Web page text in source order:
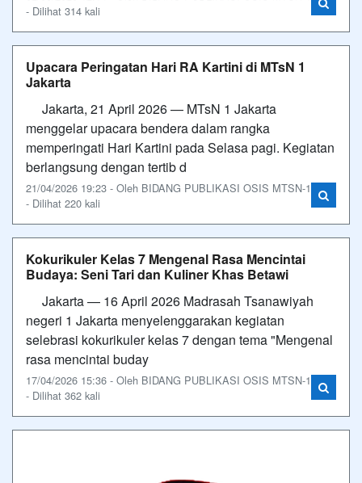
- Dilihat 314 kali
Upacara Peringatan Hari RA Kartini di MTsN 1
Jakarta
Jakarta, 21 April 2026 — MTsN 1 Jakarta
menggelar upacara bendera dalam rangka
memperingati Hari Kartini pada Selasa pagi. Kegiatan
berlangsung dengan tertib d
21/04/2026 19:23 - Oleh BIDANG PUBLIKASI OSIS MTSN-1
- Dilihat 220 kali
Kokurikuler Kelas 7 Mengenal Rasa Mencintai
Budaya: Seni Tari dan Kuliner Khas Betawi
Jakarta — 16 April 2026 Madrasah Tsanawiyah
negeri 1 Jakarta menyelenggarakan kegiatan
selebrasi kokurikuler kelas 7 dengan tema "Mengenal
rasa mencintai buday
17/04/2026 15:36 - Oleh BIDANG PUBLIKASI OSIS MTSN-1
- Dilihat 362 kali